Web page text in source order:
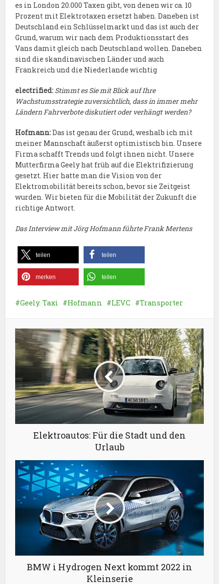
es in London 20.000 Taxen gibt, von denen wir ca. 10
Prozent mit Elektrotaxen ersetzt haben. Daneben ist
Deutschland ein Schlüsselmarkt und das ist auch der
Grund, warum wir nach dem Produktionsstart des
Vans damit gleich nach Deutschland wollen. Daneben
sind die skandinavischen Länder und auch
Frankreich und die Niederlande wichtig
electrified: Stimmt es Sie mit Blick auf Ihre
Wachstumsstrategie zuversichtlich, dass in immer mehr
Ländern Fahrverbote diskutiert oder verhängt werden?
Hofmann:Das ist genau der Grund, weshalb ich mit
meiner Mannschaft äußerst optimistisch bin. Unsere
Firma schafft Trends und folgt ihnen nicht. Unsere
Mutterfirma Geely hat früh auf die Elektrifizierung
gesetzt. Hier hatte man die Vision von der
Elektromobilität bereits schon, bevor sie Zeitgeist
wurden. Wir bieten für die Mobilität der Zukunft die
richtige Antwort.
Das Interview mit Jörg Hofmann führte Frank Mertens
teilen teilen
merken teilen
Geely. Taxi Hofmann LEVC Transporter
Elektroautos: Für die Stadt und den
Urlaub
BMW i Hydrogen Next kommt 2022 in
Kleinserie